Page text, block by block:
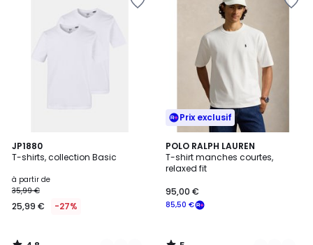
JP1880
T-shirts, collection Basic
à partir de
35,99 €
25,99 € -27%
4,8
/ 5
17
Couleurs
Prix exclusif
POLO RALPH LAUREN
T-shirt manches courtes,
relaxed fit
85,50 €
95,00 €
5
/
5
3
Couleurs